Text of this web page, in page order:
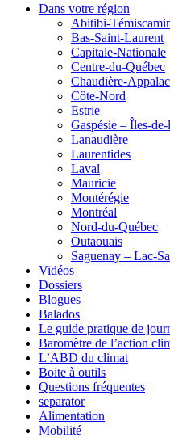
Dans votre région
Abitibi-
Bas-Saint-Laurent
Capitale-Nationale
Centre-du-Québec
Chaudière-
Côte-Nord
Estrie
Gaspésie – Îles-
Lanaudière
Laurentides
Laval
Mauricie
Montérégie
Montréal
Nord-du-Québec
Outaouais
Saguenay – Lac-
Vidéos
Dossiers
Blogues
Balados
Le guide pratique de
Baromètre de l’action
L’ABD du climat
Boite à outils
Questions fréquentes
separator
Alimentation
Mobilité